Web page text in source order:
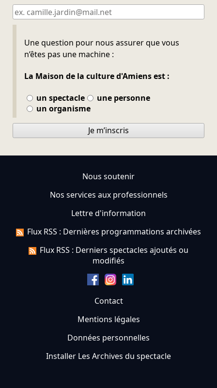
Une question pour nous assurer que vous
n’êtes pas une machine :
La Maison de la culture d'Amiens est :
un spectacle
une personne
un organisme
Ne pas remplir
Je m’inscris
Nous soutenir
Nos services aux professionnels
Lettre d'information
Flux RSS : Dernières programmations archivées
Flux RSS : Derniers spectacles ajoutés ou
modifiés
Contact
Mentions légales
Données personnelles
Installer Les Archives du spectacle